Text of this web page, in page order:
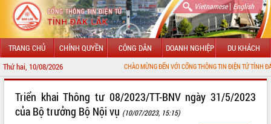
Vietnamese| English
TRANG CHỦ CHÍNH QUYỀN CÔNG DÂN DOANH NGHIỆP DU KHÁCH
Thứ hai, 10/08/2026 CHÀO MỪNG ĐẾN VỚI CỔNG THÔNG TIN ĐIỆN TỬ TỈNH ĐẮK LẮK
LÃNH ĐẠO UBND TỈNH
Triển khai Thông tư 08/2023/TT-BNV ngày 31/5/2023
của Bộ trưởng Bộ Nội vụ (10/07/2023, 15:15)